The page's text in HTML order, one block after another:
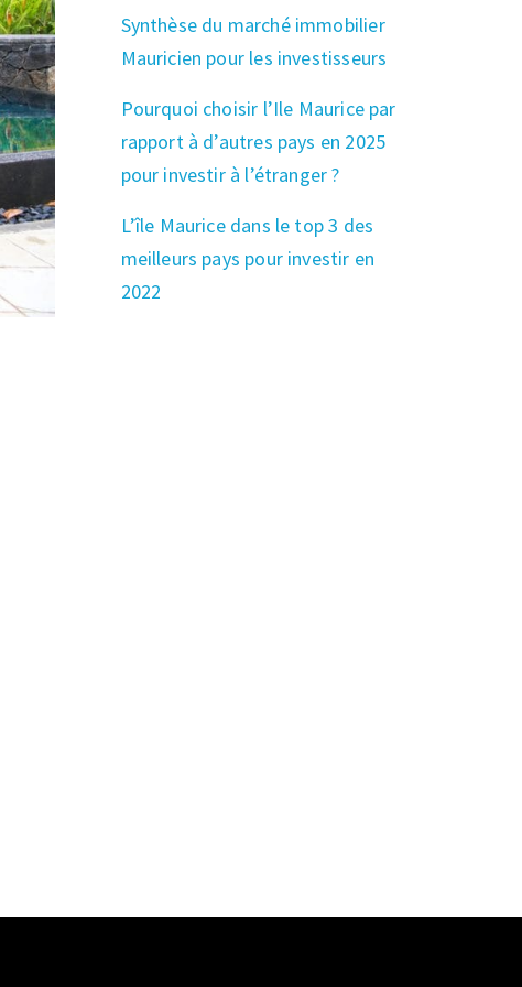
Synthèse du marché immobilier
Mauricien pour les investisseurs
Pourquoi choisir l’Ile Maurice par
rapport à d’autres pays en 2025
pour investir à l’étranger ?
L’île Maurice dans le top 3 des
meilleurs pays pour investir en
2022